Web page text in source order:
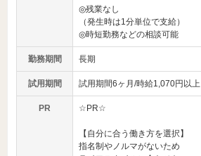
◎残業なし
（発生時は1分単位で支給）
◎時短勤務などの相談可能
勤務期間 長期
試用期間 試用期間6ヶ月/時給1,070円以上
PR ☆PR☆
【自分に合う働き方を選択】
指名制やノルマがないため